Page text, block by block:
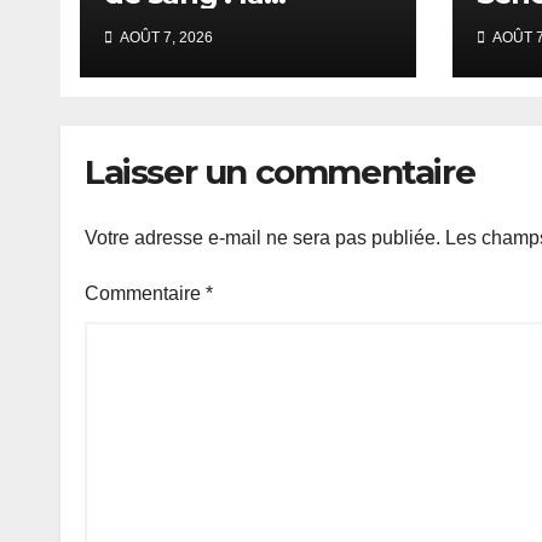
mobilisation
s’intensifie au CNTS
de Dakar.
AOÛT 7, 2026
laAOÛT
Laisser un commentaire
Votre adresse e-mail ne sera pas publiée. Les
Commentaire *